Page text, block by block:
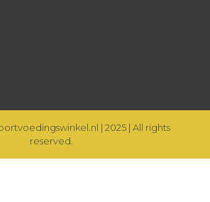
| 2025 | All rights
reserved.